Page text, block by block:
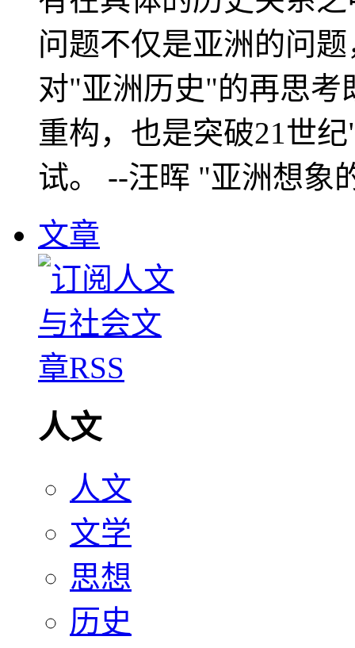
问题不仅是亚洲的问
对"亚洲历史"的再思考
重构，也是突破21世
试。 --汪晖 "亚洲想象
文章
人文
人文
文学
思想
历史